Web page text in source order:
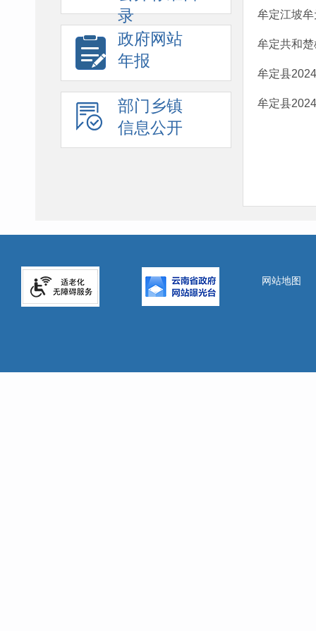
录
政府网站
年报
部门乡镇
信息公开
牟定江坡牟
牟定共和楚
牟定县
牟定县
网站地图